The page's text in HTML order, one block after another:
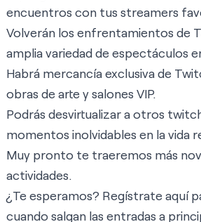
encuentros con tus streamers
Volverán los enfrentamientos de
amplia variedad de espectáculos
Habrá mercancía exclusiva de
obras de arte y salones VIP.
Podrás desvirtualizar a otros
momentos inolvidables en la vida
Muy pronto te traeremos más
actividades.
¿Te esperamos? Regístrate aquí
cuando salgan las entradas a